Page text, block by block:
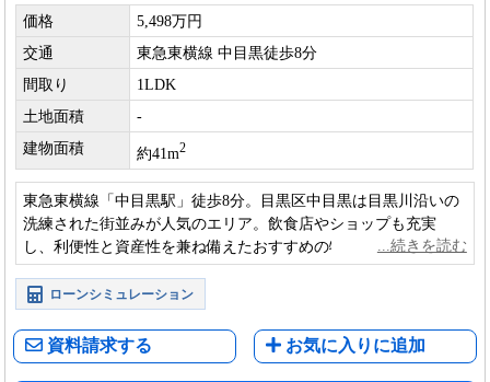
価格
5,498万円
交通
東急東横線 中目黒徒歩8分
間取り
1LDK
土地面積
-
建物面積
約41m2
東急東横線「中目黒駅」徒歩8分。目黒区中目黒は目黒川沿いの
洗練された街並みが人気のエリア。飲食店やショップも充実
し、利便性と資産性を兼ね備えたおすすめの物件です。
ローンシミュレーション
資料請求する お気に入りに追加